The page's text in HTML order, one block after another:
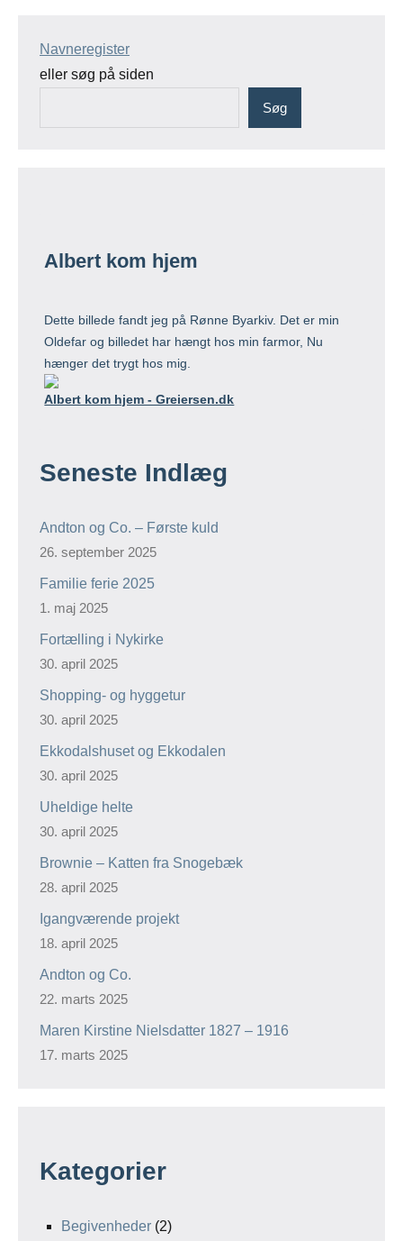
Navneregister
eller søg på siden
Søg
Albert kom hjem
Dette billede fandt jeg på Rønne Byarkiv. Det er min
Oldefar og billedet har hængt hos min farmor, Nu
hænger det trygt hos mig.
Albert kom hjem - Greiersen.dk
Seneste Indlæg
Andton og Co. – Første kuld
26. september 2025
Familie ferie 2025
1. maj 2025
Fortælling i Nykirke
30. april 2025
Shopping- og hyggetur
30. april 2025
Ekkodalshuset og Ekkodalen
30. april 2025
Uheldige helte
30. april 2025
Brownie – Katten fra Snogebæk
28. april 2025
Igangværende projekt
18. april 2025
Andton og Co.
22. marts 2025
Maren Kirstine Nielsdatter 1827 – 1916
17. marts 2025
Kategorier
Begivenheder (2)